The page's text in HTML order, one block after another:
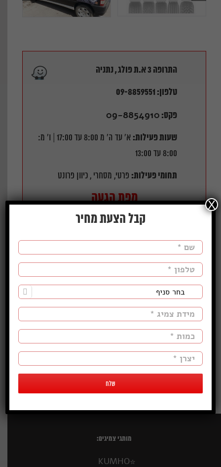
התרופה 3 א.ת פולג , נתניה
טלפון: 09-8859551
פקס: 09-8854910
שעות פעילות:
א' עד ה' מ 8:00 עד 17:00 | ו' מ:
8:00 עד 13:00
תחומי פעילות: פרטי, מסחרי , כיוון פרונט
מפת הגעה
התרופה 3, נתניה, ישראל‭
‏דף זה לא יכול לטעון את מפות Google כראוי.
האם האתר הזה בבעלותך? אישור
מותגי צמיגים:
KUMHO
קבל הצעת מחיר

X